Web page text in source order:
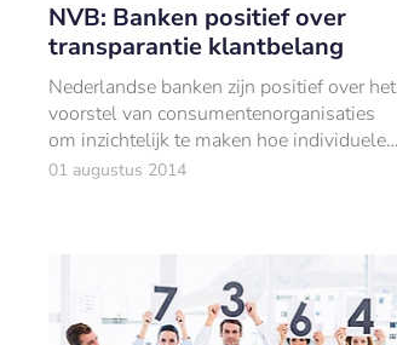
NVB: Banken positief over
transparantie klantbelang
Nederlandse banken zijn positief over het
voorstel van consumentenorganisaties
om inzichtelijk te maken hoe individuele
banken vorderen in het centraal stellen
01 augustus 2014